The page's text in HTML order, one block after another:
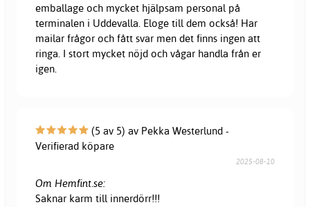
emballage och mycket hjälpsam personal på
terminalen i Uddevalla. Eloge till dem också! Har
mailar frågor och fått svar men det finns ingen att
ringa. I stort mycket nöjd och vågar handla från er
igen.
(5 av 5) av Pekka Westerlund -
Verifierad köpare
2025-08-10
Om Hemfint.se:
Saknar karm till innerdörr!!!